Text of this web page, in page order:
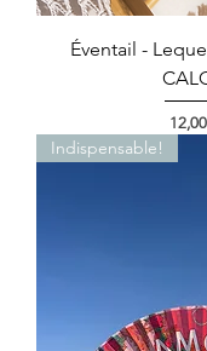
Éventail -
Prix
Indispensable!